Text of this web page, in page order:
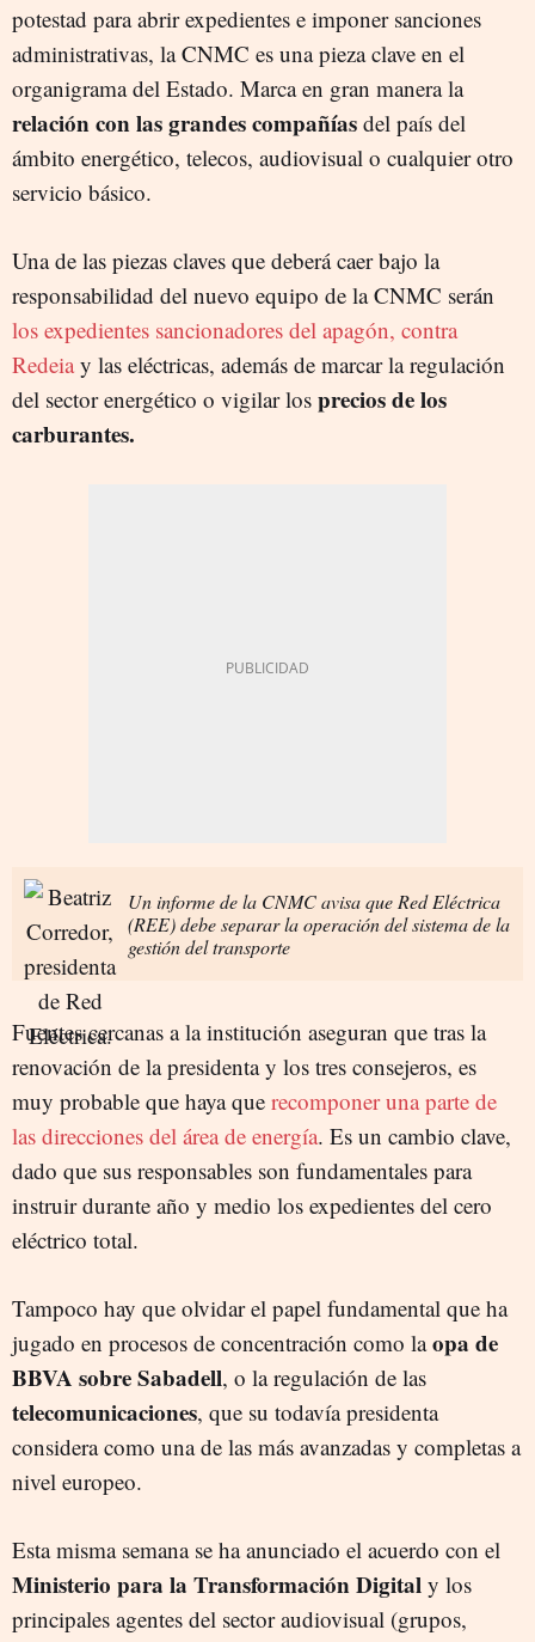
potestad para abrir expedientes e imponer sanciones
administrativas, la CNMC es una pieza clave en el
organigrama del Estado. Marca en gran manera la
relación con las grandes compañías del país del
ámbito energético, telecos, audiovisual o cualquier otro
servicio básico.
Una de las piezas claves que deberá caer bajo la
responsabilidad del nuevo equipo de la CNMC serán
los expedientes sancionadores del apagón, contra
Redeiay las eléctricas, además de marcar la regulación
del sector energético o vigilar los precios de los
carburantes.
Un informe de la CNMC avisa que Red Eléctrica
(REE) debe separar la operación del sistema de la
gestión del transporte
Fuentes cercanas a la institución aseguran que tras la
renovación de la presidenta y los tres consejeros, es
muy probable que haya que recomponer una parte de
las direcciones del área de energía. Es un cambio clave,
dado que sus responsables son fundamentales para
instruir durante año y medio los expedientes del cero
eléctrico total.
Tampoco hay que olvidar el papel fundamental que ha
jugado en procesos de concentración como laopa de
BBVA sobre Sabadell, o la regulación de las
telecomunicaciones, que su todavía presidenta
considera como una de las más avanzadas y completas a
nivel europeo.
Esta misma semana se ha anunciado el acuerdo con el
Ministerio para la Transformación Digital y los
principales agentes del sector audiovisual (grupos,